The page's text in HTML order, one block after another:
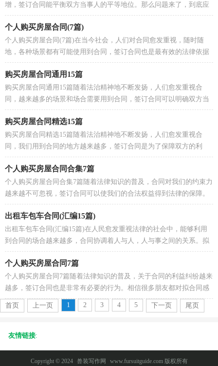
增，签订合同能平衡双方当事人的平等地位。那么问题来了，到底应
如何拟定合同呢？下面是小编为大家收集的购买房屋合...
个人购买房屋合同(7篇)
个人购买房屋合同(7篇)在当今社会，人们对合同愈发重视，随时随
地，各种场景都有可能使用到合同，签订合同也是最有效的法律依据
之一。那么合同要怎么拟定？想必这让大家都很苦恼吧，下...
购买房屋合同通用15篇
购买房屋合同通用15篇随着法治精神地不断发扬，人们愈发重视合
同，越来越多的场景和场合需要用到合同，签订合同可以明确双方当
事人的权利和义务。那么常见的合同书是什么样的呢？以...
购买房屋合同精选15篇
购买房屋合同精选15篇随着法治精神地不断发扬，人们愈发重视合
同，我们用到合同的地方越来越多，签订合同是为了保障双方的利
益，避免不必要的争端。拟定合同的注意事项有许多，你确定...
个人购买房屋合同合集7篇
个人购买房屋合同合集7篇随着法律知识的普及，合同对我们的约束力
越来越不可忽视，签订合同可以使我们的合法权益得到法律的保障。
那么正式、规范的合同是什么样的呢？下面是小编...
出租车包车合同(汇编15篇)
出租车包车合同(汇编15篇)在人民愈发重视法律的社会中，能够利用
到合同的场合越来越多，合同协调着人与人，人与事之间的关系。拟
定合同的注意事项有许多，你确定会写吗？以下是小编帮...
个人购买房屋合同7篇
个人购买房屋合同7篇随着法律知识的普及，关于合同的利益纠纷越来
越多，签订合同也是非常有必要的行为。相信很多朋友都对拟合同感
到非常苦恼吧，下面是小编为大家收集的个人购买...
首页
上一页 1 2 3 4 5 下一页 尾页
友情链接:
Copyright © 2024 兽装写作网 www.fursuitguide.com 版权所有